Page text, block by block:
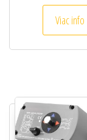
Viac info